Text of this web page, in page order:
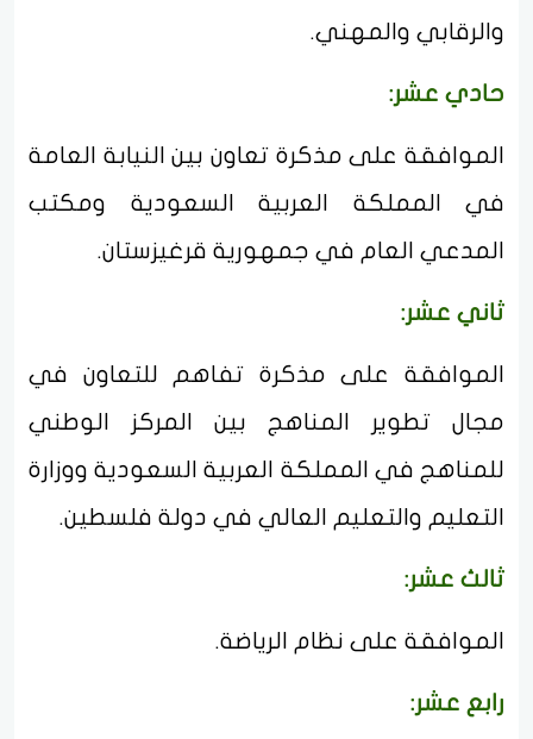
والرقابي والمهني.
حادي عشر:
الموافقة على مذكرة تعاون بين النيابة العامة
في المملكة العربية السعودية ومكتب
المدعي العام في جمهورية قرغيزستان.
ثاني عشر:
الموافقة على مذكرة تفاهم للتعاون في
مجال تطوير المناهج بين المركز الوطني
للمناهج في المملكة العربية السعودية ووزارة
التعليم والتعليم العالي في دولة فلسطين.
ثالث عشر:
الموافقة على نظام الرياضة.
رابع عشر: